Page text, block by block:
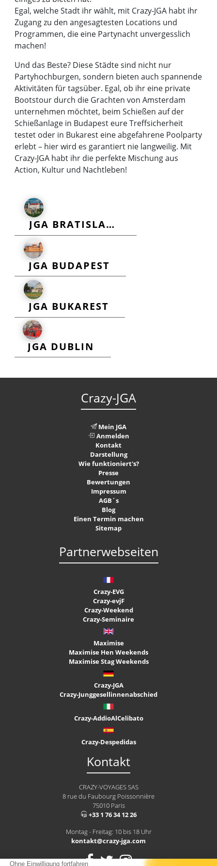
Egal, welche Stadt ihr wählt, mit Crazy-JGA habt ihr
Zugang zu den angesagtesten Locations und
Programmen, die eine Partynacht unvergesslich
machen!
Und das Beste? Diese Städte sind nicht nur
Partyhochburgen, sondern bieten auch spannende
Aktivitäten für tagsüber. Egal, ob ihr eine private
Bootstour durch die Grachten von Amsterdam
unternehmen möchtet, beim Schießen auf der
Schießanlage in Budapest eure Treffsicherheit
testet oder in Bukarest eine abgefahrene Poolparty
erlebt – hier wird es garantiert nie langweilig. Mit
Crazy-JGA habt ihr die perfekte Mischung aus
Action, Kultur und Nachtleben!
JGA BRATISLAVA
JGA BUDAPEST
JGA BUKAREST
JGA DUBLIN
Crazy-JGA
Mein JGA
Anmelden
Kontakt
Darstellung
Wie funktioniert's?
Presse
Bewertungen
Impressum
AGB´s
Blog
Einen Termin machen
Sitemap
Partnerwebseiten
Crazy-EVG
Crazy-evjF
Crazy-Weekend
Crazy-Seminaire
Maximise
Maximise Hen Weekends
Maximise Stag Weekends
Crazy-JGA
Crazy-Junggesellinnenabschied
Crazy-AddioAlCelibato
Crazy-Despedidas
Kontakt
CRAZY-VOYAGES SAS
8 rue du Faubourg Poissonnière
75010 Paris
+33 1 76 34 12 26
Montag - Freitag: 10 bis 18 Uhr
kontakt@crazy-jga.com